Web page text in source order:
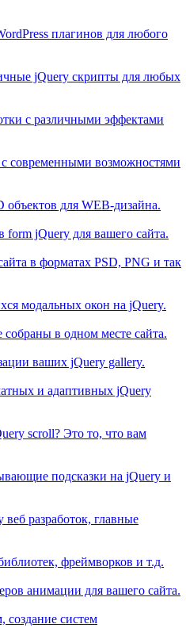
плагинов для любого
jQuery скрипты для любых
с различными эффектами
современными возможностями
для WEB-дизайна.
form jQuery для вашего сайта.
в форматах PSD, PNG и так
модальных окон на jQuery.
в одном месте сайта.
ваших jQuery gallery.
и адаптивных jQuery
scroll? Это то, что вам
подсказки на jQuery и
разработок, главные
фреймворков и т.д.
анимации для вашего сайта.
создание систем